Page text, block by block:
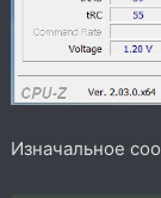
Изначальное